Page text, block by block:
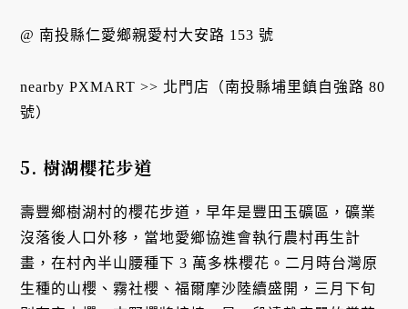
@ 南投縣仁愛鄉親愛村大安路 153 號
nearby PXMART >> 北門店（南投縣埔里鎮自強路 80
號）
5. 樹湖櫻花步道
壽豐鄉樹湖村的櫻花步道，早年是豐田玉礦區，礦業
沒落後人口外移，當地愛鄉協進會執行農村再生計
畫，在村內半山腰種下 3 萬多株櫻花。二月時台灣原
生種的山櫻、霧社櫻、福爾摩沙陸續盛開，三月下旬